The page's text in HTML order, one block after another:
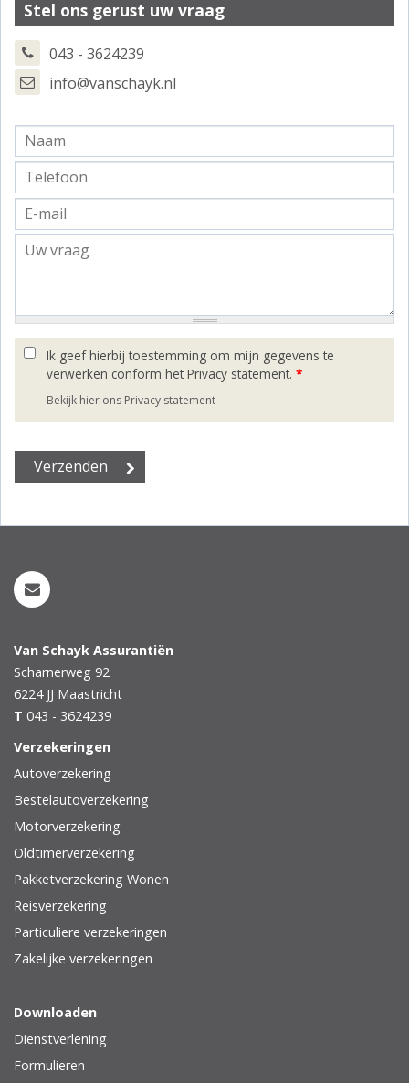
Stel ons gerust uw vraag
043 - 3624239
info@vanschayk.nl
Ik geef hierbij toestemming om mijn gegevens te
verwerken conform het Privacy statement. *
Bekijk hier ons Privacy statement
Van Schayk Assurantiën
Scharnerweg 92
6224 JJ Maastricht
T 043 - 3624239
Verzekeringen
Autoverzekering
Bestelautoverzekering
Motorverzekering
Oldtimerverzekering
Pakketverzekering Wonen
Reisverzekering
Particuliere verzekeringen
Zakelijke verzekeringen
Downloaden
Dienstverlening
Formulieren